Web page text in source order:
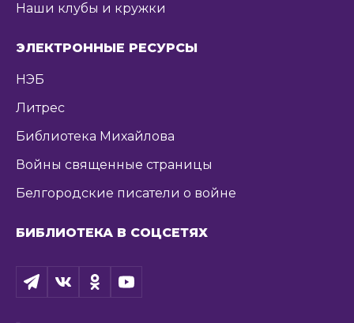
Наши клубы и кружки
ЭЛЕКТРОННЫЕ РЕСУРСЫ
НЭБ
Литрес
Библиотека Михайлова
Войны священные страницы
Белгородские писатели о войне
БИБЛИОТЕКА В СОЦСЕТЯХ